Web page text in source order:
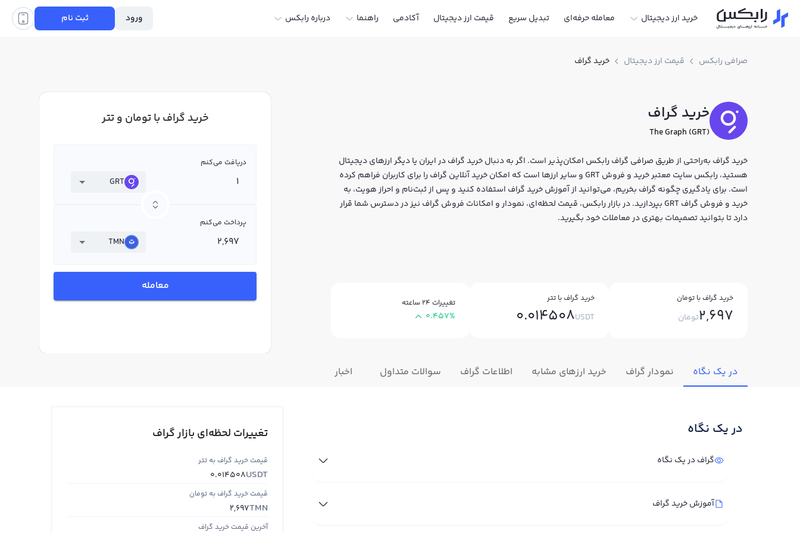
خرید ارز دیجیتال معامله حرفه‌ای تبدیل سریع قیمت ارز دیجیتال آکادمی راهنما درباره رابکس ورود ثبت نام
صرافی رابکس قیمت ارز دیجیتال خرید گراف
خرید گراف
The Graph (GRT)
خرید گراف به‌راحتی از طریق صرافی گراف رابکس امکان‌پذیر است. اگر به دنبال خرید گراف در ایران یا دیگر ارزهای دیجیتال
هستید، رابکس سایت معتبر خرید و فروش GRT و سایر ارزها است که امکان خرید آنلاین گراف را برای کاربران فراهم کرده
است. برای یادگیری چگونه گراف بخریم، می‌توانید از آموزش خرید گراف استفاده کنید و پس از ثبت‌نام و احراز هویت، به
خرید و فروش گراف GRT بپردازید. در بازار رابکس، قیمت لحظه‌ای، نمودار و امکانات فروش گراف نیز در دسترس شما قرار
دارد تا بتوانید تصمیمات بهتری در معاملات خود بگیرید.
خرید گراف با تومان
2,697تومان
خرید گراف با تتر
0.014508USDT
تغییرات ۲۴ ساعته
0.457%
خرید گراف با تومان و تتر
دریافت می‌کنم
GRT
پرداخت می‌کنم
TMN
معامله
در یک نگاه نمودار گراف خرید ارزهای مشابه اطلاعات گراف سوالات متداول اخبار
در یک نگاه
گراف در یک نگاه
آموزش خرید گراف
تغییرات لحظه‌ای بازار گراف
قیمت خرید گراف به تتر
USDT
0.014508
قیمت خرید گراف به تومان
TMN
2,697
آخرین قیمت خرید گراف